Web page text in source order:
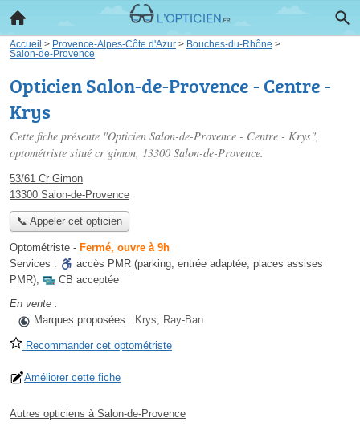
Accueil > Provence-Alpes-Côte d'Azur > Bouches-du-Rhône >
Salon-de-Provence
Opticien Salon-de-Provence - Centre -
Krys
Cette fiche présente "Opticien Salon-de-Provence - Centre - Krys",
optométriste situé cr gimon, 13300 Salon-de-Provence.
53/61 Cr Gimon
13300 Salon-de-Provence
📞 Appeler cet opticien
Optométriste - Fermé, ouvre à 9h
Services :
accès PMR (parking, entrée adaptée, places assises
PMR),
CB acceptée
En vente :
Marques proposées : Krys, Ray-Ban
Recommander cet optométriste
Améliorer cette fiche
Autres opticiens à Salon-de-Provence